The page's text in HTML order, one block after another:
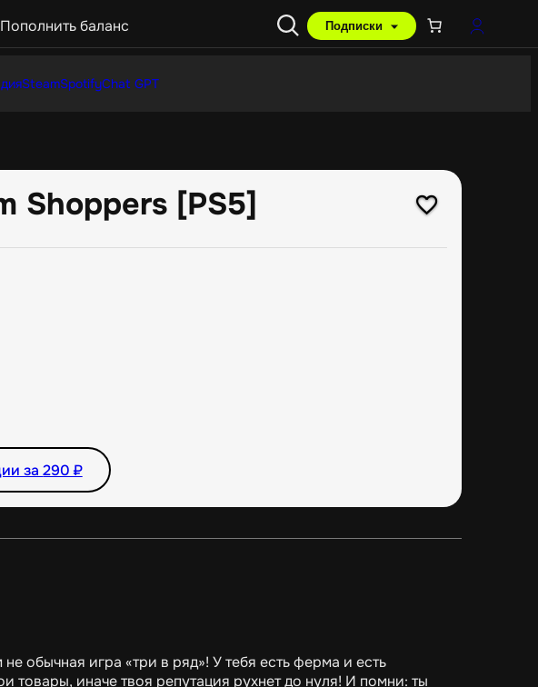
Пополнить баланс Подписки
SteamSpotifyChat GPT
Shoppers [PS5]
за290₽
обычная игра «три в ряд»! У тебя есть ферма и есть
товары, иначе твоя репутация рухнет до нуля! И помни: ты